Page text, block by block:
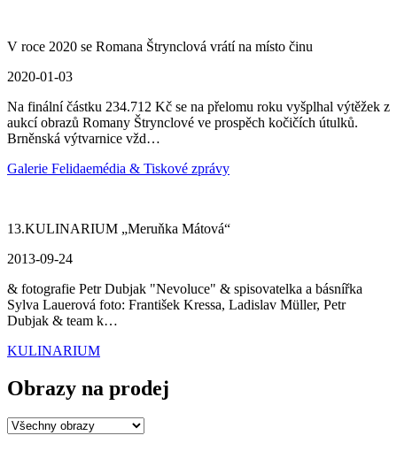
V roce 2020 se Romana Štrynclová vrátí na místo činu
2020-01-03
Na finální částku 234.712 Kč se na přelomu roku vyšplhal výtěžek z
aukcí obrazů Romany Štrynclové ve prospěch kočičích útulků.
Brněnská výtvarnice vžd…
Galerie Felidaemédia & Tiskové zprávy
13.KULINARIUM „Meruňka Mátová“
2013-09-24
& fotografie Petr Dubjak "Nevoluce" & spisovatelka a básnířka
Sylva Lauerová foto: František Kressa, Ladislav Müller, Petr
Dubjak & team k…
KULINARIUM
Obrazy na prodej